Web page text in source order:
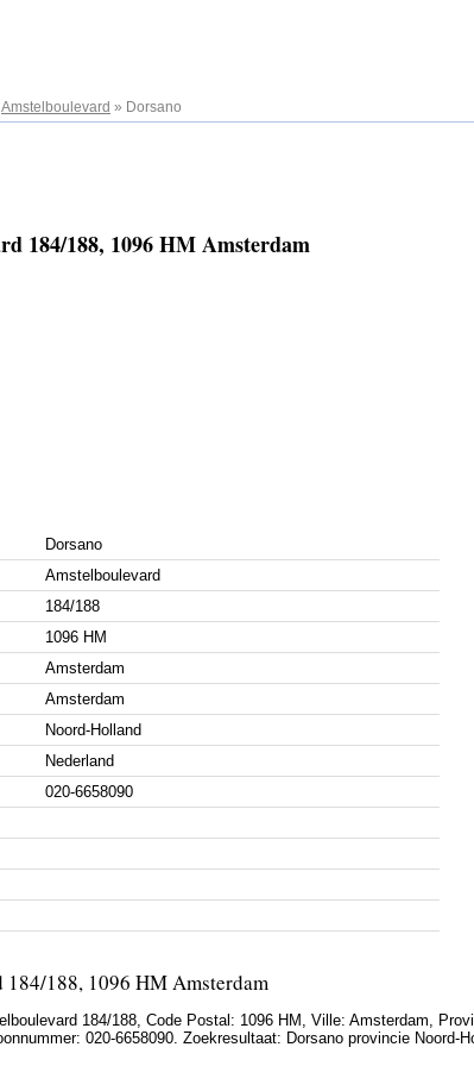
Amstelboulevard » Dorsano
184/188, 1096 HM Amsterdam
Dorsano
Amstelboulevard
184/188
1096 HM
Amsterdam
Amsterdam
Noord-Holland
Nederland
020-6658090
188, 1096 HM Amsterdam
184/188, Code Postal: 1096 HM , Ville: Amsterdam,
020-6658090. Zoekresultaat: Dorsano provincie Noord-